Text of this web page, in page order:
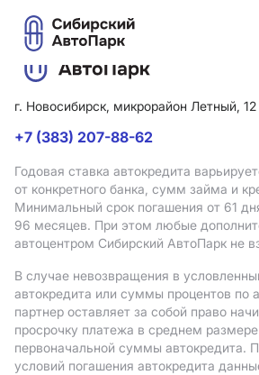
г. Новосибирск, микрорайон Летный, 12
+7 (383) 207-88-62
Годовая ставка автокредита
от конкретного банка, сумм займа и
Минимальный срок погашения от 61
96 месяцев. При этом любые
автоцентром Сибирский АвтоПарк не
В случае невозвращения в
автокредита или суммы процентов по
партнер оставляет за собой право
просрочку платежа в среднем размере
первоначальной суммы автокредита.
условий погашения автокредита